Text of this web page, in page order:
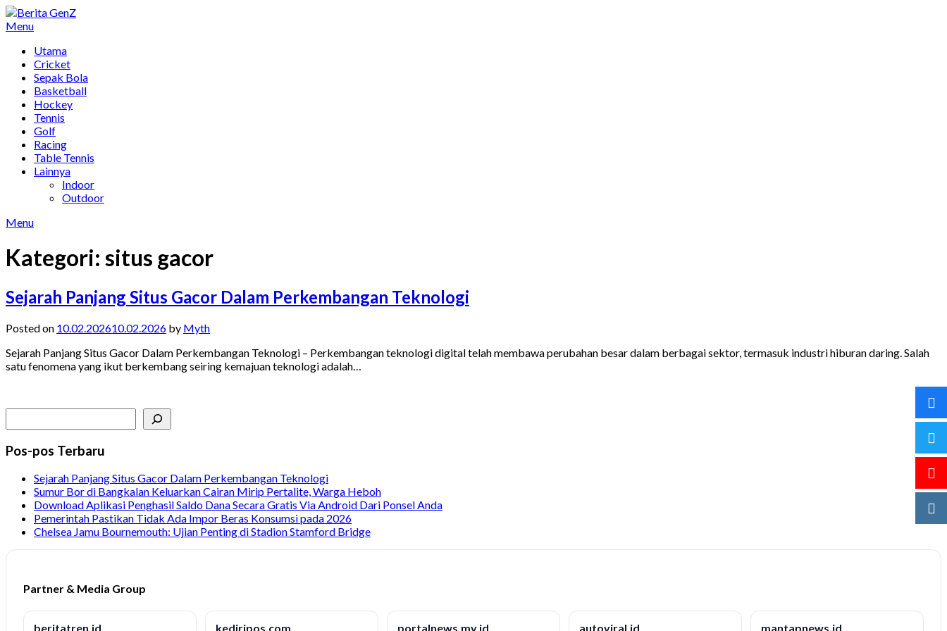
Skip
to
Menu
Utama
Cricket
Sepak Bola
Basketball
Hockey
Tennis
Golf
Racing
Table Tennis
Lainnya
Indoor
Outdoor
Menu
Kategori: situs gacor
Sejarah Panjang Situs Gacor Dalam Perkembangan Teknologi
Posted on 10.02.202610.02.2026 by Myth
Sejarah Panjang Situs Gacor Dalam Perkembangan Teknologi – Perkembangan teknologi digital telah membawa perubahan besar dalam berbagai sektor, termasuk industri hiburan daring. Salah
satu fenomena yang ikut berkembang seiring kemajuan teknologi adalah…
Pos-pos Terbaru
Sejarah Panjang Situs Gacor Dalam Perkembangan Teknologi
Sumur Bor di Bangkalan Keluarkan Cairan Mirip Pertalite, Warga Heboh
Download Aplikasi Penghasil Saldo Dana Secara Gratis Via Android Dari Ponsel Anda
Pemerintah Pastikan Tidak Ada Impor Beras Konsumsi pada 2026
Chelsea Jamu Bournemouth: Ujian Penting di Stadion Stamford Bridge
Partner & Media Group
beritatren.id kediripos.com portalnews.my.id autoviral.id mantapnews.id